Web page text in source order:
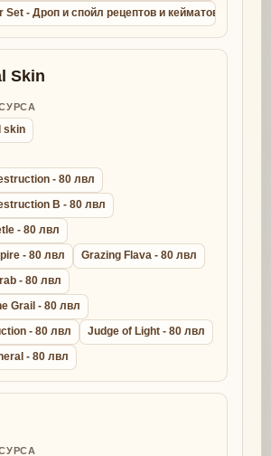
Set - Дроп и спойл рецептов и кейматов - крафт
Skin
skin
- 80 лвл
B - 80 лвл
- 80 лвл
- 80 лвл
Grazing Flava - 80 лвл
- 80 лвл
Grail - 80 лвл
- 80 лвл
Judge of Light - 80 лвл
- 80 лвл